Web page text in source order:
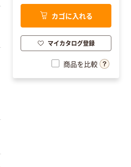
カゴに入れる
マイカタログ登録
商品を比較